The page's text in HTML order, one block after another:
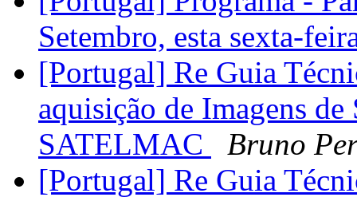
Setembro, esta sexta-
[Portugal] Re Guia
aquisição de Imagens
SATELMAC
Bruno
[Portugal] Re Guia